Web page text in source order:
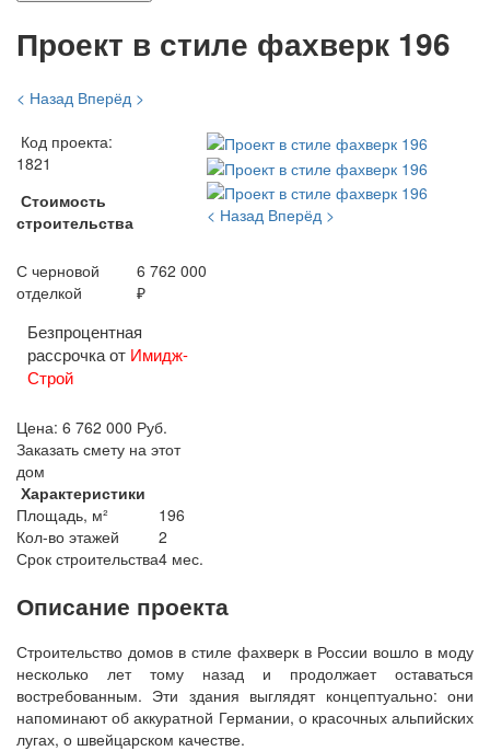
Проект в стиле фахверк 196
< Назад Вперёд >
Код проекта:
1821
Стоимость
строительства
С черновой
отделкой
6 762 000
₽
Безпроцентная
рассрочка от Имидж-
Строй
Цена: 6 762 000 Руб.
Заказать смету на этот
дом
Характеристики
Площадь, м²
196
Кол-во этажей
2
Срок строительства4 мес.
< Назад Вперёд >
Описание проекта
Строительство домов в стиле фахверк в России вошло в моду
несколько лет тому назад и продолжает оставаться
востребованным. Эти здания выглядят концептуально: они
напоминают об аккуратной Германии, о красочных альпийских
лугах, о швейцарском качестве.